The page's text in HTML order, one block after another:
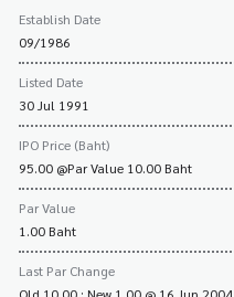
Establish Date
09/1986
Listed Date
30 Jul 1991
IPO Price (Baht)
95.00 @Par Value 10.00 Baht
Par Value
1.00 Baht
Last Par Change